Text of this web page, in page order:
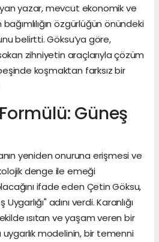
yazar, mevcut ekonomik ve
özgürlüğün önündeki
belirtti. Göksu’ya göre,
zihniyetin araçlarıyla çözüm
koşmaktan farksız bir
Güneş
yeniden onuruna erişmesi ve
denge ile emeği
ifade eden Çetin Göksu,
adını verdi. Karanlığı
ısıtan ve yaşam veren bir
modelinin, bir temenni